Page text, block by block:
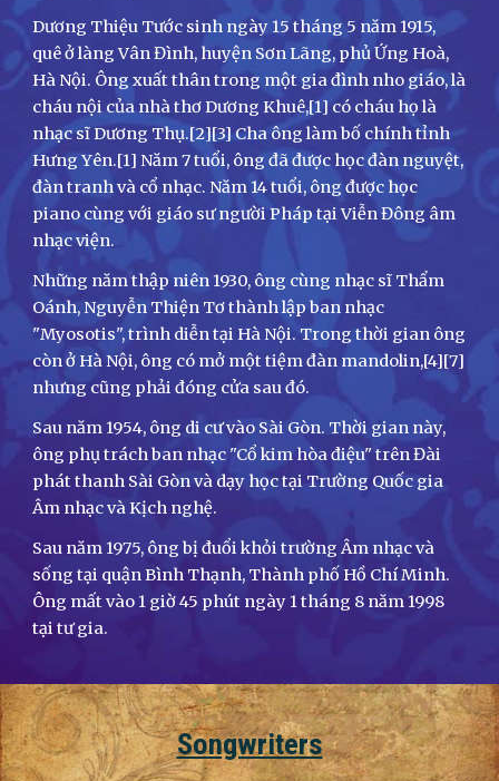
Dương Thiệu Tước sinh ngày 15 tháng 5 năm 1915,
quê ở làng Vân Đình, huyện Sơn Lãng, phủ Ứng Hoà,
Hà Nội. Ông xuất thân trong một gia đình nho giáo, là
cháu nội của nhà thơ Dương Khuê,[1] có cháu họ là
nhạc sĩ Dương Thụ.[2][3] Cha ông làm bố chính tỉnh
Hưng Yên.[1] Năm 7 tuổi, ông đã được học đàn nguyệt,
đàn tranh và cổ nhạc. Năm 14 tuổi, ông được học
piano cùng với giáo sư người Pháp tại Viễn Đông âm
nhạc viện.
Những năm thập niên 1930, ông cùng nhạc sĩ Thẩm
Oánh, Nguyễn Thiện Tơ thành lập ban nhạc
"Myosotis", trình diễn tại Hà Nội. Trong thời gian ông
còn ở Hà Nội, ông có mở một tiệm đàn mandolin,[4][7]
nhưng cũng phải đóng cửa sau đó.
Sau năm 1954, ông di cư vào Sài Gòn. Thời gian này,
ông phụ trách ban nhạc "Cổ kim hòa điệu" trên Đài
phát thanh Sài Gòn và dạy học tại Trường Quốc gia
Âm nhạc và Kịch nghệ.
Sau năm 1975, ông bị đuổi khỏi trường Âm nhạc và
sống tại quận Bình Thạnh, Thành phố Hồ Chí Minh.
Ông mất vào 1 giờ 45 phút ngày 1 tháng 8 năm 1998
tại tư gia.
Songwriters